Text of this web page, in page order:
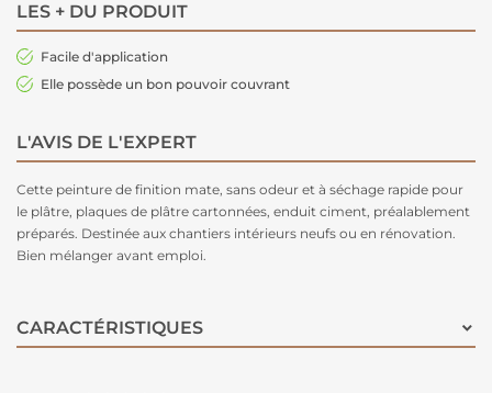
LES + DU PRODUIT
Facile d'application
Elle possède un bon pouvoir couvrant
L'AVIS DE L'EXPERT
Cette peinture de finition mate, sans odeur et à séchage rapide pour
le plâtre, plaques de plâtre cartonnées, enduit ciment, préalablement
préparés. Destinée aux chantiers intérieurs neufs ou en rénovation.
Bien mélanger avant emploi.
CARACTÉRISTIQUES